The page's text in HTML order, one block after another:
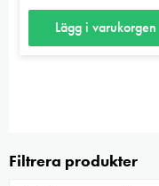
Lägg i varukorgen
Filtrera produkter